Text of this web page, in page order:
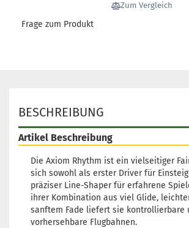
Zum Vergleich
Frage zum Produkt
BESCHREIBUNG
Artikel Beschreibung
Die Axiom Rhythm ist ein vielseitiger
sich sowohl als erster Driver für
präziser Line-Shaper für erfahrene
ihrer Kombination aus viel Glide,
sanftem Fade liefert sie kontrollierbare
vorhersehbare Flugbahnen.